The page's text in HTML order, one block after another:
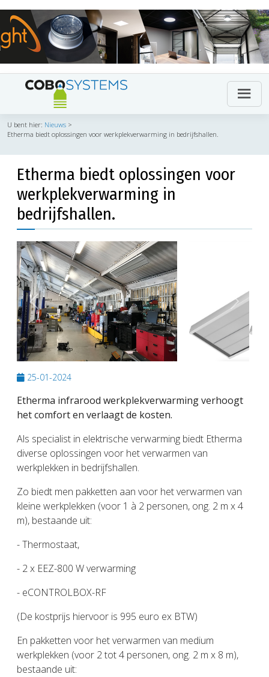
U bent hier: Nieuws >
Etherma biedt oplossingen voor werkplekverwarming in bedrijfshallen.
Etherma biedt oplossingen voor
werkplekverwarming in
bedrijfshallen.
Previous Next
25-01-2024
Etherma infrarood werkplekverwarming verhoogt
het comfort en verlaagt de kosten.
Als specialist in elektrische verwarming biedt Etherma
diverse oplossingen voor het verwarmen van
werkplekken in bedrijfshallen.
Zo biedt men pakketten aan voor het verwarmen van
kleine werkplekken (voor 1 à 2 personen, ong. 2 m x 4
m), bestaande uit:
- Thermostaat,
- 2 x EEZ-800 W verwarming
- eCONTROLBOX-RF
(De kostprijs hiervoor is 995 euro ex BTW)
En pakketten voor het verwarmen van medium
werkplekken (voor 2 tot 4 personen, ong. 2 m x 8 m),
bestaande uit: